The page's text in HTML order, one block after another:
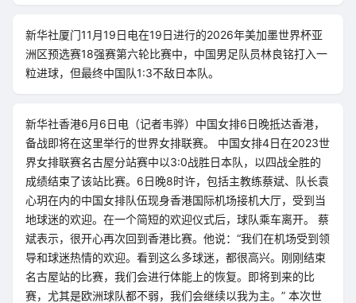
新华社厦门11月19日电在19日进行的2026年美加墨世界杯亚
洲区预选赛18强赛第六轮比赛中，中国男足队员林良铭打入一
粒进球，但最终中国队1:3不敌日本队。
新华社香港6月6日电（记者韦骅）中国女排6日晚抵达香港，
备战即将在这里举行的世界女排联赛。 中国女排4日在2023世
界女排联赛名古屋分站赛中以3:0战胜日本队，以四战全胜的
成绩结束了该站比赛。6日晚8时许，包括主教练蔡斌、队长袁
心玥在内的中国女排队伍现身香港国际机场接机大厅，受到当
地球迷的欢迎。在一个简短的欢迎仪式后，球队乘车离开。 蔡
斌表示，很开心再次回到香港比赛。他说：“我们在机场受到领
导和球迷热情的欢迎。看到这么多球迷，都很高兴。刚刚结束
名古屋站的比赛，我们会进行体能上的恢复。即将到来的比
赛，尤其是欧洲球队都不弱，我们会继续以我为主。” 本次世